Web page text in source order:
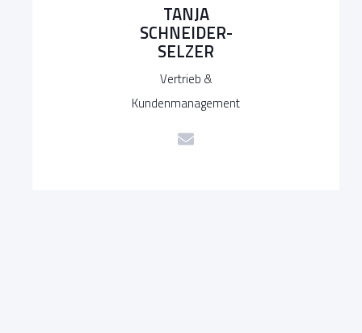
TANJA
SCHNEIDER-
SELZER
Vertrieb &
Kundenmanagement